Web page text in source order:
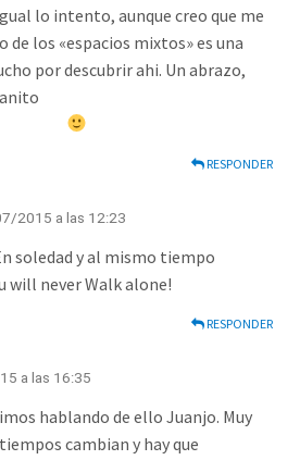
lo intento, aunque creo que me
de los «espacios mixtos» es una
por descubrir ahi. Un abrazo,
RESPONDER
2015 a las 12:23
soledad y al mismo tiempo
will never Walk alone!
RESPONDER
a las 16:35
hablando de ello Juanjo. Muy
cambian y hay que